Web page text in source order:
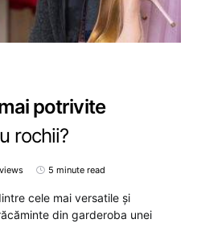
potrivite
rochii?
5 minute read
cele mai versatile și
din garderoba unei